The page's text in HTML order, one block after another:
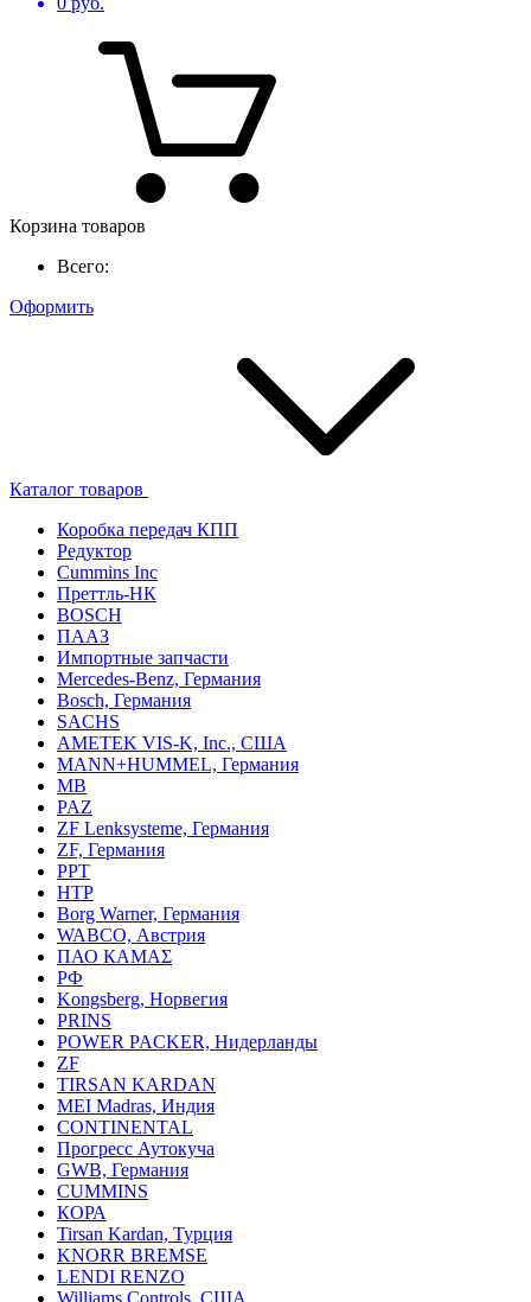
Корзина товаров
Всего:
Оформить
Каталог товаров
Коробка передач КПП
Редуктор
Cummins Inc
Преттль-НК
BOSCH
ПААЗ
Импортные запчасти
Mercedes-Benz, Германия
Bosch, Германия
SACHS
AMETEK VIS-K, Inc., США
MANN+HUMMEL, Германия
MB
PAZ
ZF Lenksysteme, Германия
ZF, Германия
PPT
HTP
Borg Warner, Германия
WABCO, Австрия
ПАО КАМАΣ
РФ
Kongsberg, Норвегия
PRINS
POWER PACKER, Нидерланды
ZF
TIRSAN KARDAN
MEI Madras, Индия
CONTINENTAL
Прогресс Аутокуча
GWB, Германия
CUMMINS
КОРА
Tirsan Kardan, Турция
KNORR BREMSE
LENDI RENZO
Williams Controls, США